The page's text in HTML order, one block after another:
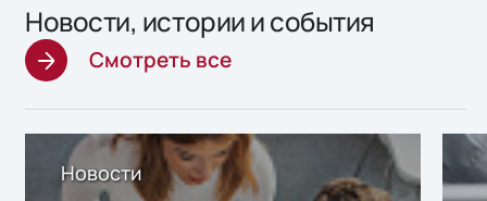
Новости, истории и события
Смотреть все
Новости